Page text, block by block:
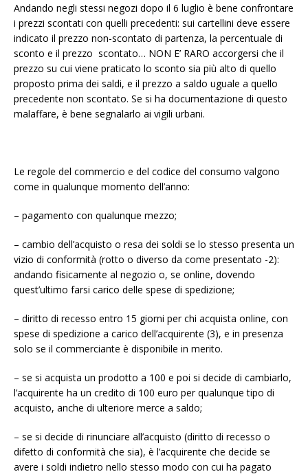
Andando negli stessi negozi dopo il 6 luglio è bene confrontare
i prezzi scontati con quelli precedenti: sui cartellini deve essere
indicato il prezzo non-scontato di partenza, la percentuale di
sconto e il prezzo scontato… NON E’ RARO accorgersi che il
prezzo su cui viene praticato lo sconto sia più alto di quello
proposto prima dei saldi, e il prezzo a saldo uguale a quello
precedente non scontato. Se si ha documentazione di questo
malaffare, è bene segnalarlo ai vigili urbani.
Le regole del commercio e del codice del consumo valgono
come in qualunque momento dell’anno:
– pagamento con qualunque mezzo;
– cambio dell’acquisto o resa dei soldi se lo stesso presenta un
vizio di conformità (rotto o diverso da come presentato -2):
andando fisicamente al negozio o, se online, dovendo
quest’ultimo farsi carico delle spese di spedizione;
– diritto di recesso entro 15 giorni per chi acquista online, con
spese di spedizione a carico dell’acquirente (3), e in presenza
solo se il commerciante è disponibile in merito.
– se si acquista un prodotto a 100 e poi si decide di cambiarlo,
l’acquirente ha un credito di 100 euro per qualunque tipo di
acquisto, anche di ulteriore merce a saldo;
– se si decide di rinunciare all’acquisto (diritto di recesso o
difetto di conformità che sia), è l’acquirente che decide se
avere i soldi indietro nello stesso modo con cui ha pagato